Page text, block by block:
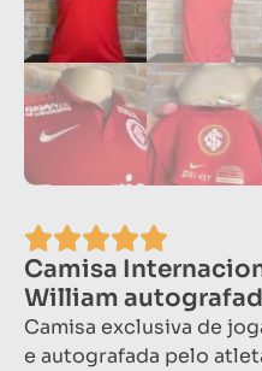
Camisa
William
Camisa exclusiva de
e autografada pelo